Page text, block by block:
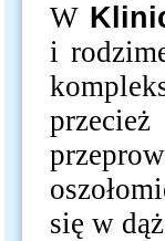
W
i
się w